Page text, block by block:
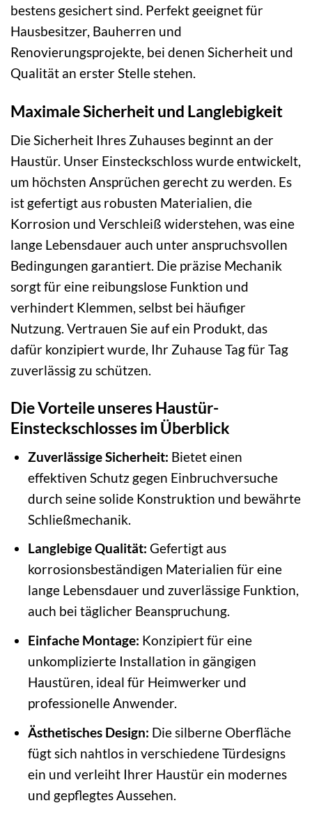
bestens gesichert sind. Perfekt geeignet für
Hausbesitzer, Bauherren und
Renovierungsprojekte, bei denen Sicherheit und
Qualität an erster Stelle stehen.
Maximale Sicherheit und Langlebigkeit
Die Sicherheit Ihres Zuhauses beginnt an der
Haustür. Unser Einsteckschloss wurde entwickelt,
um höchsten Ansprüchen gerecht zu werden. Es
ist gefertigt aus robusten Materialien, die
Korrosion und Verschleiß widerstehen, was eine
lange Lebensdauer auch unter anspruchsvollen
Bedingungen garantiert. Die präzise Mechanik
sorgt für eine reibungslose Funktion und
verhindert Klemmen, selbst bei häufiger
Nutzung. Vertrauen Sie auf ein Produkt, das
dafür konzipiert wurde, Ihr Zuhause Tag für Tag
zuverlässig zu schützen.
Die Vorteile unseres Haustür-
Einsteckschlosses im Überblick
Zuverlässige Sicherheit: Bietet einen
effektiven Schutz gegen Einbruchversuche
durch seine solide Konstruktion und bewährte
Schließmechanik.
Langlebige Qualität: Gefertigt aus
korrosionsbeständigen Materialien für eine
lange Lebensdauer und zuverlässige Funktion,
auch bei täglicher Beanspruchung.
Einfache Montage: Konzipiert für eine
unkomplizierte Installation in gängigen
Haustüren, ideal für Heimwerker und
professionelle Anwender.
Ästhetisches Design: Die silberne Oberfläche
fügt sich nahtlos in verschiedene Türdesigns
ein und verleiht Ihrer Haustür ein modernes
und gepflegtes Aussehen.